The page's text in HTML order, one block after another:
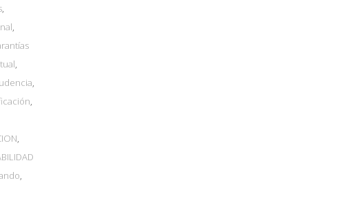
,
,
,
,
,
,
,